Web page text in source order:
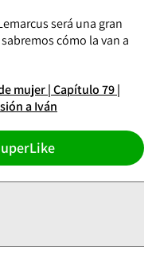
será una gran
cómo la van a
mujer | Capítulo 79 |
a Iván